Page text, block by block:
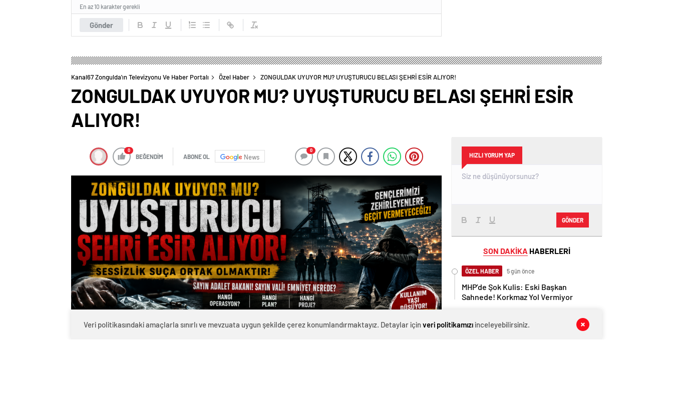
Gönder
En az 10 karakter gerekli
Kanal67 Zongulda'ın Televizyonu Ve Haber Portalı Özel Haber ZONGULDAK UYUYOR MU? UYUŞTURUCU BELASI ŞEHRİ ESİR ALIYOR!
ZONGULDAK UYUYOR MU? UYUŞTURUCU BELASI ŞEHRİ ESİR
ALIYOR!
0
BEĞENDİM ABONE OL News
0
HIZLI YORUM YAP
GÖNDER
SON DAKİKA HABERLERİ
ÖZEL HABER 5 gün önce
MHP’de Şok Kulis: Eski Başkan
Sahnede! Korkmaz Yol Vermiyor
Toksöz ve Rakanoğlu Ailelerinin Acı
Veri politikasındaki amaçlarla sınırlı ve mevzuata uygun şekilde çerez konumlandırmaktayız. Detaylar için veri politikamızıinceleyebilirsiniz.